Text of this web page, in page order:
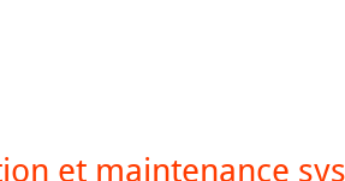
et maintenance